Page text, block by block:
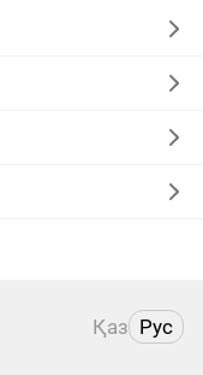
Қаз Рус